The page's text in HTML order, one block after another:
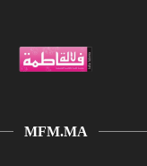
MFM.MA